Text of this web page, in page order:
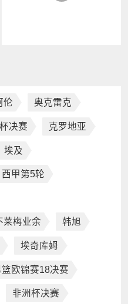
伦 ‌奥克雷克
决赛 克罗地亚
埃及
西甲第5轮
莱梅业余 韩旭
埃奇库姆
篮欧锦赛18决赛
非洲杯决赛